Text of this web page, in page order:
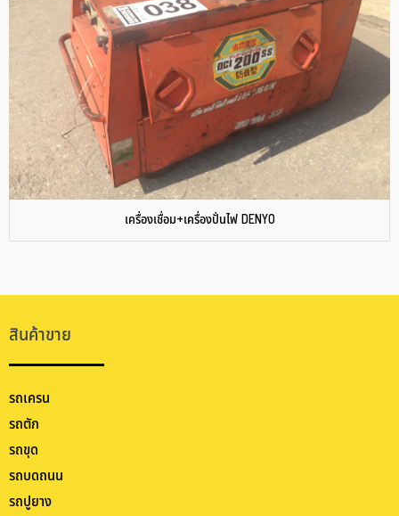
เครื่องเชื่อม+เครื่องปั่นไฟ DENYO
สินค้าขาย
รถเครน
รถตัก
รถขุด
รถบดถนน
รถปูยาง